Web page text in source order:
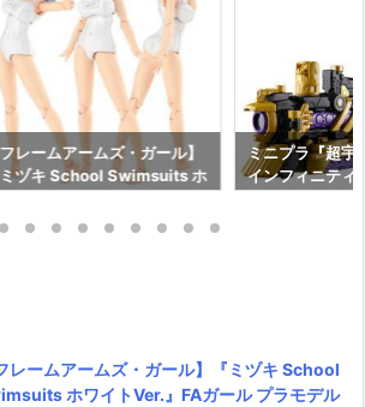
フレームアームズ・ガール】
ミヅキ School Swimsuits ホ
ル予約【コトブキヤ】より20
ミニプラ『超宇
インフィニティ
レームアームズ・ガール】『ミヅキ School
ホワイトVer.』FAガール プラモデル